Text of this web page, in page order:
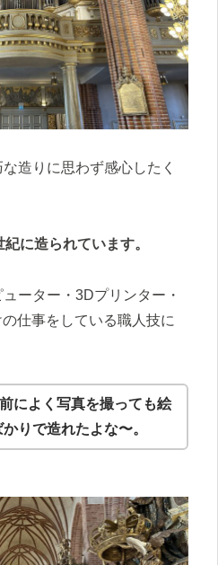
造りに思わず感心したく
に造られています。
ーター・3Dプリンター・
仕事をしている職人技に
によく写真を撮っても絵
りで造れたよな〜。